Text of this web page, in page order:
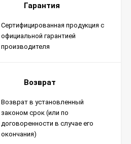
Гарантия
Сертифицированная продукция с
официальной гарантией
производителя
Возврат
Возврат в установленный
законом срок (или по
договоренности в случае его
окончания)